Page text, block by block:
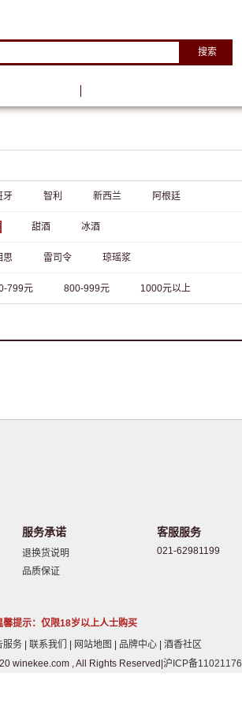
搜索
牙 智利 新西兰 阿根廷
甜酒 冰酒
思 雷司令 琼瑶浆
799元 800-999元 1000元以上
服务承诺
退换货说明
品质保证
客服服务
021-62981199
馨提示：仅限18岁以上人士购买
服务 联系我们 网站地图 品牌中心
酒香社区
winekee.com , All Rights Reserved| 沪ICP备